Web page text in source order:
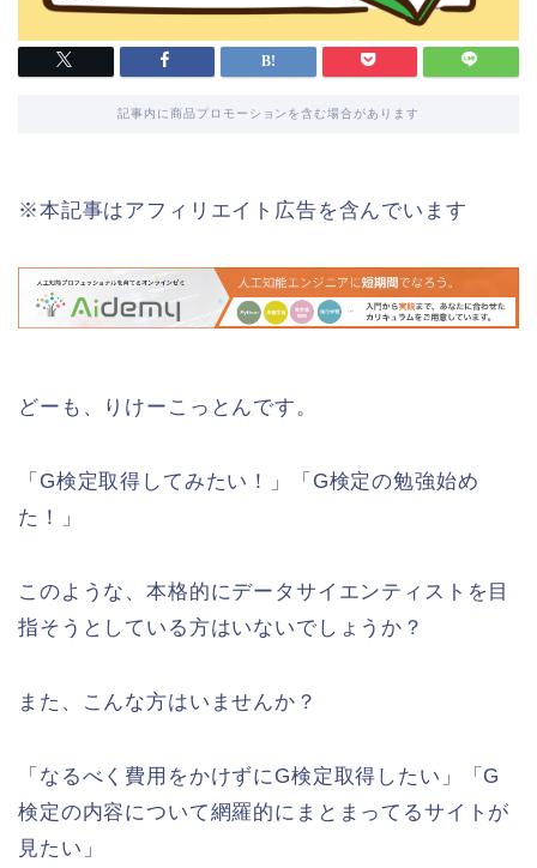
記事内に商品プロモーションを含む場合があります
※本記事はアフィリエイト広告を含んでいます
どーも、りけーこっとんです。
「G検定取得してみたい！」「G検定の勉強始め
た！」
このような、本格的にデータサイエンティストを目
指そうとしている方はいないでしょうか？
また、こんな方はいませんか？
「なるべく費用をかけずにG検定取得したい」「G
検定の内容について網羅的にまとまってるサイトが
見たい」